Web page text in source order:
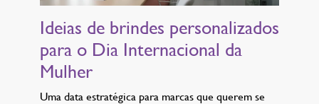
Ideias de brindes personalizados
para o Dia Internacional da
Mulher
Uma data estratégica para marcas que querem se